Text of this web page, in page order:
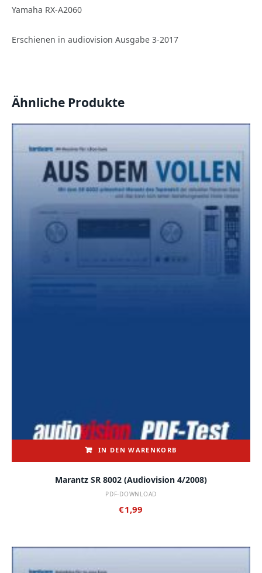
Yamaha RX-A2060
Erschienen in audiovision Ausgabe 3-2017
Ähnliche Produkte
IN DEN WARENKORB
Marantz SR 8002 (audiovision 4/2008)
PDF-DOWNLOAD
€1,99